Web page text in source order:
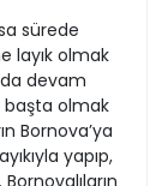
sürede
layık olmak
devam
başta olmak
Bornova’ya
yapıp,